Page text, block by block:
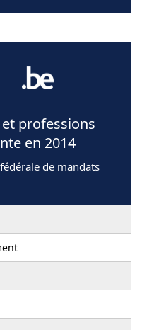
professions
en 2014
de mandats